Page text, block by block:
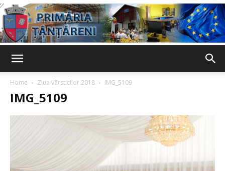
Home Ziua vârsticilor 2018 IMG_5109
IMG_5109